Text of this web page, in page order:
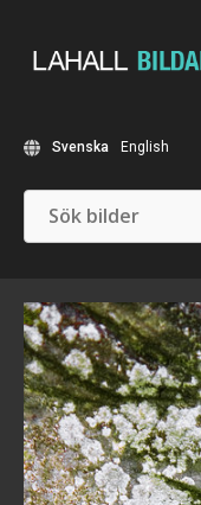
Svenska English